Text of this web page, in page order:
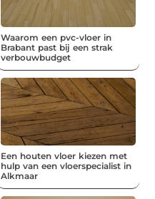
Waarom een pvc-vloer in
Brabant past bij een strak
verbouwbudget
Een houten vloer kiezen met
hulp van een vloerspecialist in
Alkmaar